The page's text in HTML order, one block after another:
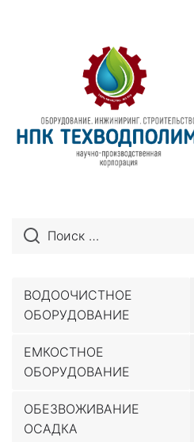
ВОДООЧИСТНОЕ
ОБОРУДОВАНИЕ
ЕМКОСТНОЕ
ОБОРУДОВАНИЕ
ОБЕЗВОЖИВАНИЕ
ОСАДКА